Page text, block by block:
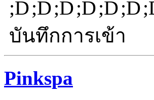
บันทึกการเข้า
Pinkspa